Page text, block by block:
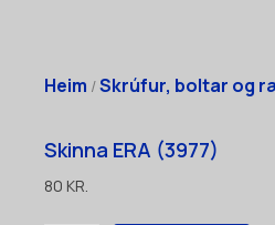
Heim /Skrúfur, boltar og
Skinna ERA (3977)
80 KR.